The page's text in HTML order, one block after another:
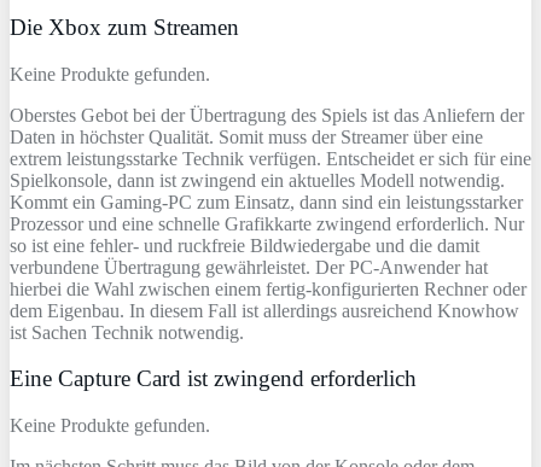
Die Xbox zum Streamen
Keine Produkte gefunden.
Oberstes Gebot bei der Übertragung des Spiels ist das Anliefern der
Daten in höchster Qualität. Somit muss der Streamer über eine
extrem leistungsstarke Technik verfügen. Entscheidet er sich für eine
Spielkonsole, dann ist zwingend ein aktuelles Modell notwendig.
Kommt ein Gaming-PC zum Einsatz, dann sind ein leistungsstarker
Prozessor und eine schnelle Grafikkarte zwingend erforderlich. Nur
so ist eine fehler- und ruckfreie Bildwiedergabe und die damit
verbundene Übertragung gewährleistet. Der PC-Anwender hat
hierbei die Wahl zwischen einem fertig-konfigurierten Rechner oder
dem Eigenbau. In diesem Fall ist allerdings ausreichend Knowhow
ist Sachen Technik notwendig.
Eine Capture Card ist zwingend erforderlich
Keine Produkte gefunden.